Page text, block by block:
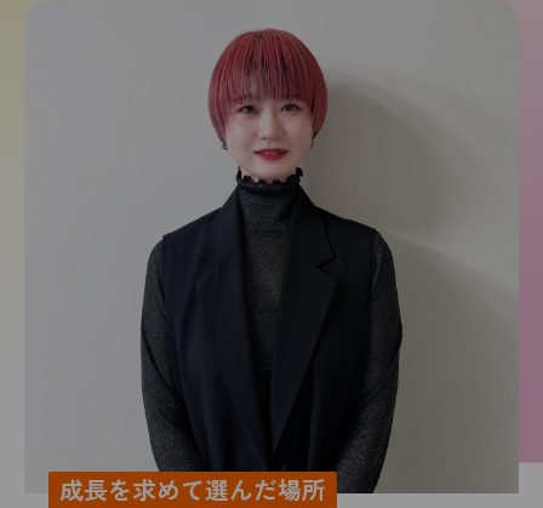
成長を求めて選んだ場所